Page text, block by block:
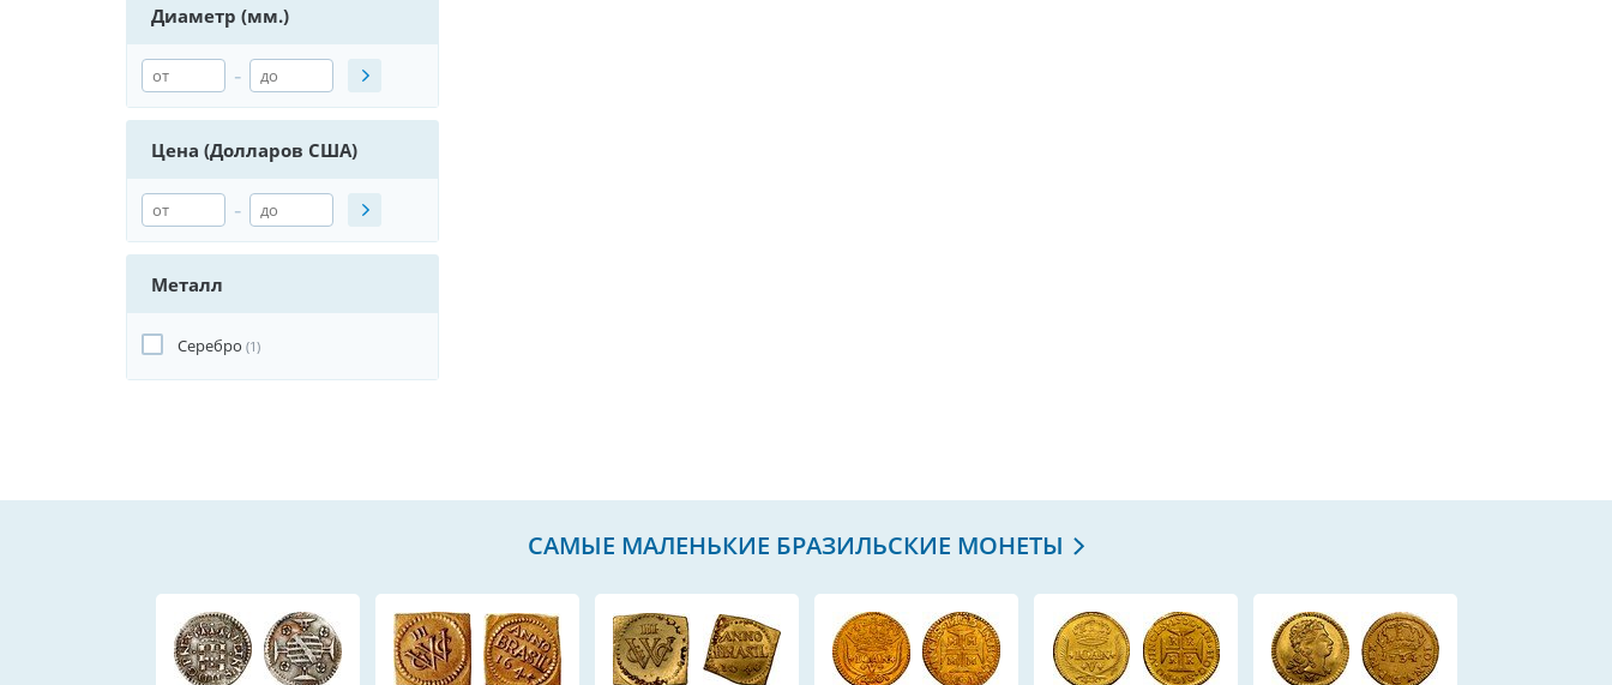
Диаметр (мм.)
-
Цена (Долларов США)
-
Металл
Серебро (1)
САМЫЕ МАЛЕНЬКИЕ БРАЗИЛЬСКИЕ МОНЕТЫ